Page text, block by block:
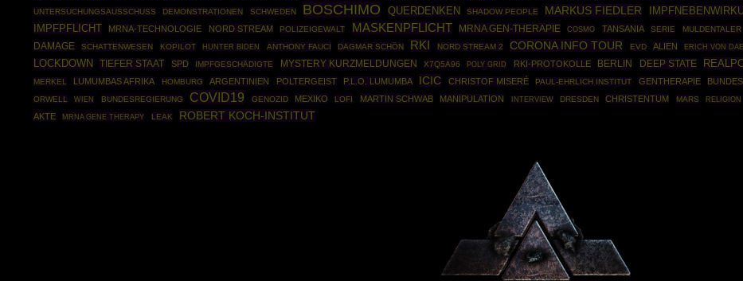
UNTERSUCHUNGSAUSSCHUSS
DEMONSTRATIONEN SCHWEDEN BOSCHIMO QUERDENKEN SHADOW PEOPLE MARKUS FIEDLER
IMPFPFLICHT MRNA-TECHNOLOGIE NORD STREAM POLIZEIGEWALT MASKENPFLICHT MRNA GEN-THERAPIE COSMO TANSANIA SERIE MULDENTALER
DAMAGE
SCHATTENWESEN KOPILOT HUNTER BIDEN ANTHONY FAUCI DAGMAR SCHÖN RKI NORD STREAM 2 CORONA INFO TOUR EVD ALIEN ERICH VON
LOCKDOWN TIEFER STAAT SPD IMPFGESCHÄDIGTE MYSTERY KURZMELDUNGEN X7Q5A96 POLY GRID RKI-PROTOKOLLE BERLIN DEEP STATE
MERKEL
LUMUMBAS AFRIKA HOMBURG ARGENTINIEN POLTERGEIST P.L.O. LUMUMBA ICIC CHRISTOF MISERÉ PAUL-EHRLICH INSTITUT GENTHERAPIE
ORWELL WIEN BUNDESREGIERUNG COVID19 GENOZID MEXIKO LOFI MARTIN SCHWAB MANIPULATION INTERVIEW DRESDEN CHRISTENTUM MARS RELIGION
AKTE
MRNA GENE THERAPY LEAK ROBERT KOCH-INSTITUT
Powered By :